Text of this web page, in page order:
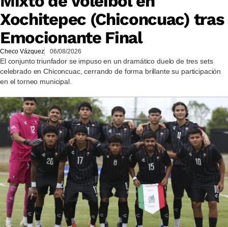
Xochitepec (Chiconcuac) tras
Emocionante Final
Checo Vázquez 06/08/2026
El conjunto triunfador se impuso en un dramático duelo de tres sets
celebrado en Chiconcuac, cerrando de forma brillante su participación
en el torneo municipal.